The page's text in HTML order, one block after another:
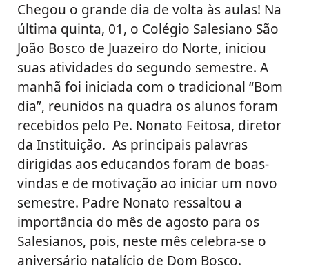
Chegou o grande dia de volta às aulas! Na
última quinta, 01, o Colégio Salesiano São
João Bosco de Juazeiro do Norte, iniciou
suas atividades do segundo semestre. A
manhã foi iniciada com o tradicional “Bom
dia”, reunidos na quadra os alunos foram
recebidos pelo Pe. Nonato Feitosa, diretor
da Instituição. As principais palavras
dirigidas aos educandos foram de boas-
vindas e de motivação ao iniciar um novo
semestre. Padre Nonato ressaltou a
importância do mês de agosto para os
Salesianos, pois, neste mês celebra-se o
aniversário natalício de Dom Bosco.